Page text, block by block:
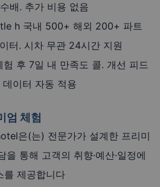
배. 추가 비용 없음
h 국내 500+ 해외 200+ 파트
터. 시차 무관 24시간 지원
후 7일 내 만족도 콜. 개선 피드
이터 자동 적용
엄 체험
은(는) 전문가가 설계한 프리미
통해 고객의 취향·예산·일정에
를 제공합니다